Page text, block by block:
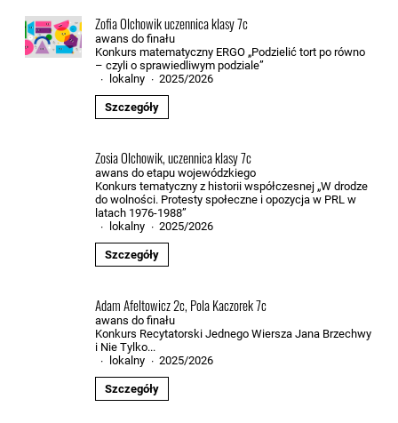
Zofia Olchowik uczennica klasy 7c
awans do finału
Konkurs matematyczny ERGO „Podzielić tort po równo
– czyli o sprawiedliwym podziale”
·
lokalny · 2025/2026
Szczegóły
Zosia Olchowik, uczennica klasy 7c
awans do etapu wojewódzkiego
Konkurs tematyczny z historii współczesnej „W drodze
do wolności. Protesty społeczne i opozycja w PRL w
latach 1976-1988”
·
lokalny · 2025/2026
Szczegóły
Adam Afeltowicz 2c, Pola Kaczorek 7c
awans do finału
Konkurs Recytatorski Jednego Wiersza Jana Brzechwy
i Nie Tylko...
· lokalny · 2025/2026
Szczegóły